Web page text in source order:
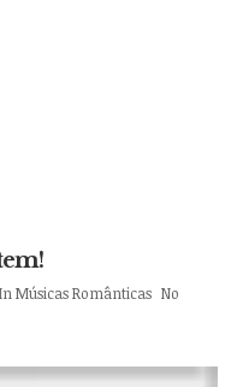
InMúsicas Românticas No